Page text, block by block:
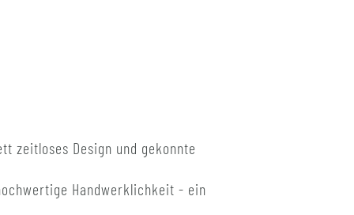
zeitloses Design und gekonnte
Handwerklichkeit - ein